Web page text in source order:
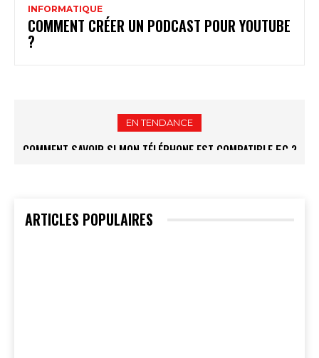
INFORMATIQUE
COMMENT CRÉER UN PODCAST POUR YOUTUBE
?
EN TENDANCE
COMMENT SAVOIR SI MON TÉLÉPHONE EST COMPATIBLE 5G ?
ARTICLES POPULAIRES